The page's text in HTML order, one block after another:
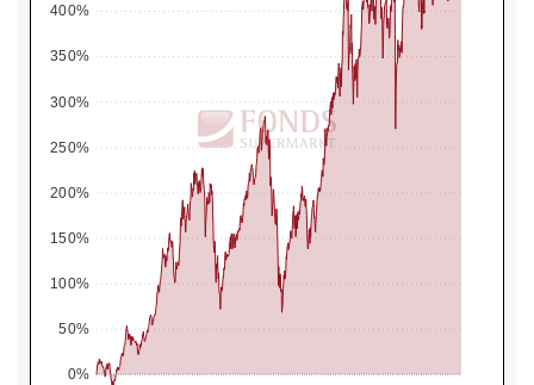
0%
50%
100%
150%
200%
250%
300%
350%
400%